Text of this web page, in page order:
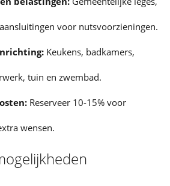
voor nutsvoorzieningen.
Keukens, badkamers,
tuin en zwembad.
Reserveer 10-15% voor
wensen.